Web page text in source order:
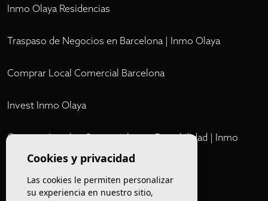
Inmo Olaya Residencias
Traspaso de Negocios en Barcelona | Inmo Olaya
Comprar Local Comercial Barcelona
Invest Inmo Olaya
Comprar Locales Comerciales en Rentabilidad | Inmo
OlayaCookies y privacidad
Las cookies le permiten personalizar
su experiencia en nuestro sitio,